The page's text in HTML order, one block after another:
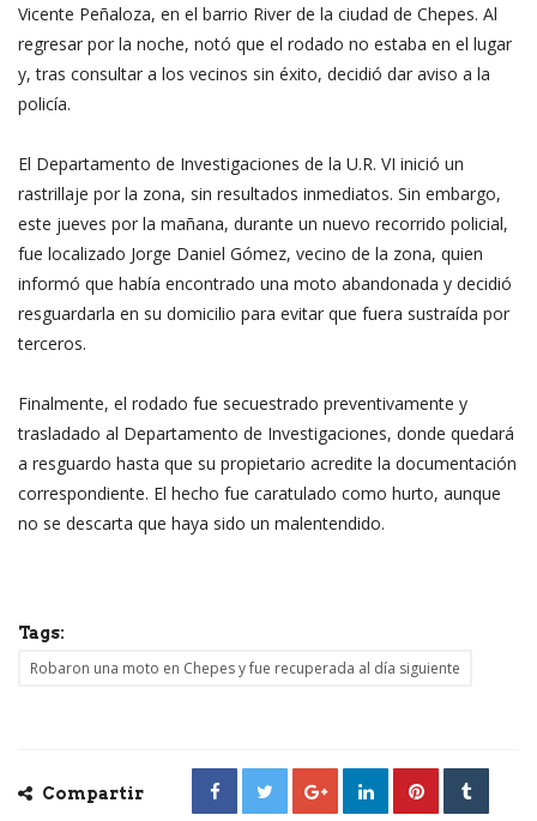
Vicente Peñaloza, en el barrio River de la ciudad de Chepes. Al
regresar por la noche, notó que el rodado no estaba en el lugar
y, tras consultar a los vecinos sin éxito, decidió dar aviso a la
policía.
El Departamento de Investigaciones de la U.R. VI inició un
rastrillaje por la zona, sin resultados inmediatos. Sin embargo,
este jueves por la mañana, durante un nuevo recorrido policial,
fue localizado Jorge Daniel Gómez, vecino de la zona, quien
informó que había encontrado una moto abandonada y decidió
resguardarla en su domicilio para evitar que fuera sustraída por
terceros.
Finalmente, el rodado fue secuestrado preventivamente y
trasladado al Departamento de Investigaciones, donde quedará
a resguardo hasta que su propietario acredite la documentación
correspondiente. El hecho fue caratulado como hurto, aunque
no se descarta que haya sido un malentendido.
Tags:
Robaron una moto en Chepes y fue recuperada al día siguiente
Compartir